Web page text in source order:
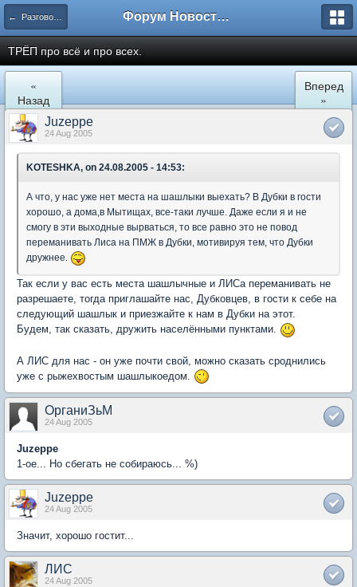
← Разговоры обо всем Форум Новостройки
ТРЁП про всё и про всех.
«
Назад
Вперед
»
Juzeppe
24 Aug 2005
KOTESHKA, on 24.08.2005 - 14:53:
А что, у нас уже нет места на шашлыки выехать? В Дубки в гости
хорошо, а дома,в Мытищах, все-таки лучше. Даже если я и не
смогу в эти выходные вырваться, то все равно это не повод
переманивать Лиса на ПМЖ в Дубки, мотивируя тем, что Дубки
дружнее.
Так если у вас есть места шашлычные и ЛИСа переманивать не
разрешаете, тогда приглашайте нас, Дубковцев, в гости к себе на
следующий шашлык и приезжайте к нам в Дубки на этот.
Будем, так сказать, дружить населёнными пунктами.
А ЛИС для нас - он уже почти свой, можно сказать сроднились
уже с рыжехвостым шашлыкоедом.
ОрганиЗьМ
24 Aug 2005
Juzeppe
1-ое... Но сбегать не собираюсь... %)
Juzeppe
24 Aug 2005
Значит, хорошо гостит...
ЛИС
24 Aug 2005